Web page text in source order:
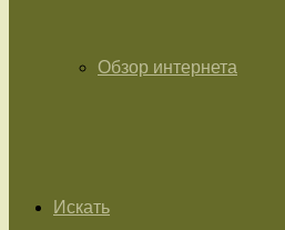
Обзор интернета
Искать